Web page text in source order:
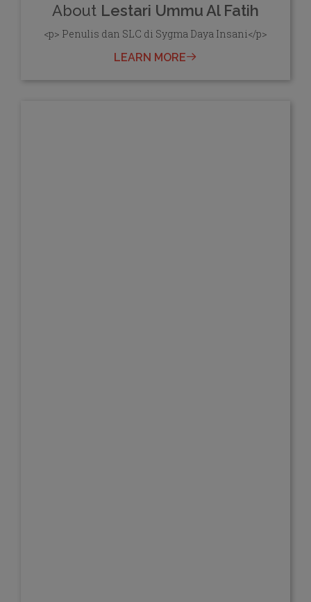
About Lestari Ummu Al Fatih
<p> Penulis dan SLC di Sygma Daya Insani</p>
LEARN MORE